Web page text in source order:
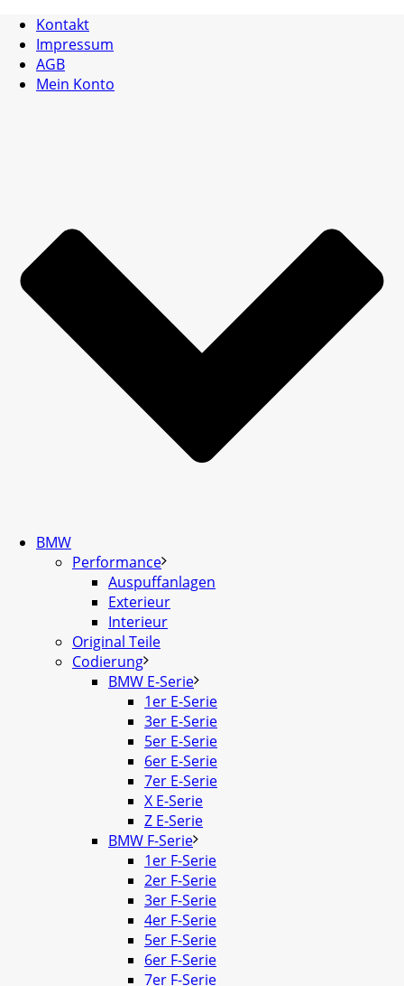
Kontakt
Impressum
AGB
Mein Konto
BMW
Performance
Auspuffanlagen
Exterieur
Interieur
Original Teile
Codierung
BMW E-Serie
1er E-Serie
3er E-Serie
5er E-Serie
6er E-Serie
7er E-Serie
X E-Serie
Z E-Serie
BMW F-Serie
1er F-Serie
2er F-Serie
3er F-Serie
4er F-Serie
5er F-Serie
6er F-Serie
7er F-Serie